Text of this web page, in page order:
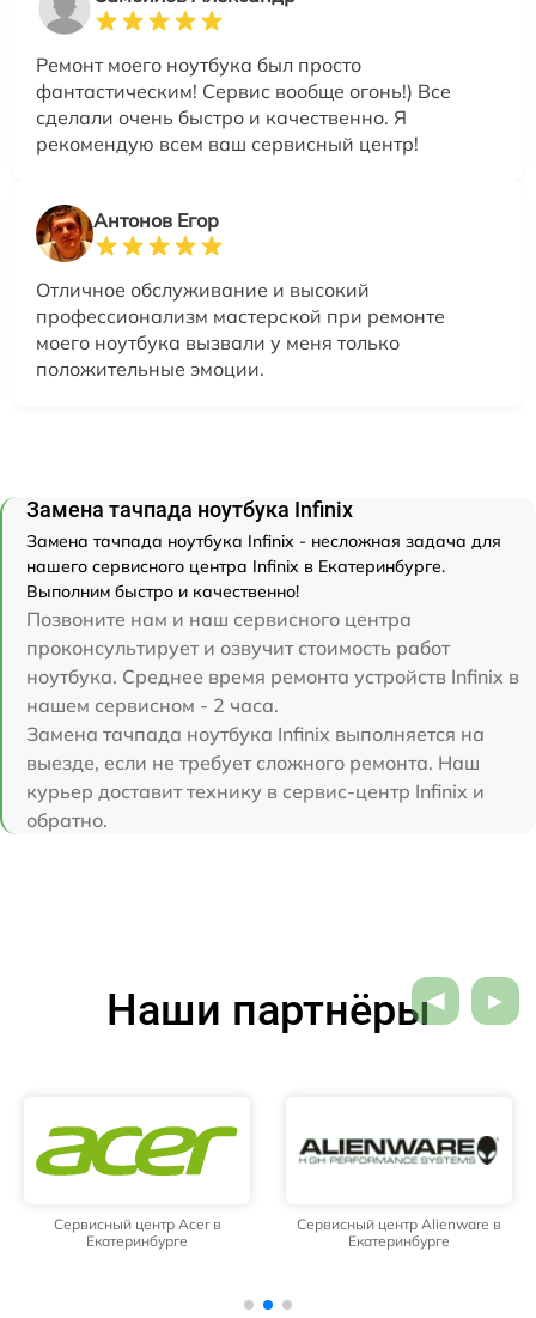
Ремонт моего ноутбука был просто
фантастическим! Сервис вообще огонь!) Все
сделали очень быстро и качественно. Я
рекомендую всем ваш сервисный центр!
Антонов Егор
Отличное обслуживание и высокий
профессионализм мастерской при ремонте
моего ноутбука вызвали у меня только
положительные эмоции.
Замена тачпада ноутбука Infinix
Замена тачпада ноутбука Infinix - несложная задача для
нашего сервисного центра Infinix в Екатеринбурге.
Выполним быстро и качественно!
Позвоните нам и наш сервисного центра
проконсультирует и озвучит стоимость работ
ноутбука. Среднее время ремонта устройств Infinix в
нашем сервисном - 2 часа.
Замена тачпада ноутбука Infinix выполняется на
выезде, если не требует сложного ремонта. Наш
курьер доставит технику в сервис-центр Infinix и
обратно.
Наши партнёры
Сервисный центр Acer в
Екатеринбурге
Сервисный центр Alienware в
Екатеринбурге